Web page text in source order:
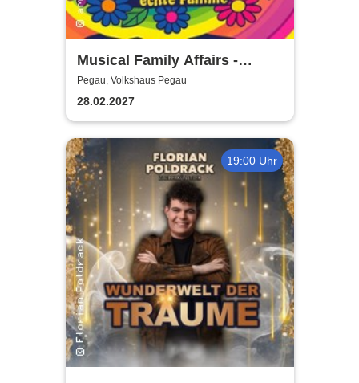
Musical Family Affairs -
präsentiert von AMuThea
Pegau, Volkshaus Pegau
28.02.2027
19:00 Uhr